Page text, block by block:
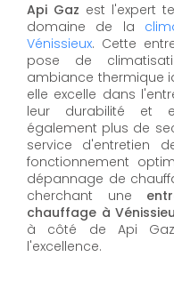
Api Gaz est l'expert
domaine de la
Vénissieux. Cette
pose de
ambiance thermique
elle excelle dans
leur durabilité et
également plus de
service d'entretien
fonctionnement
dépannage de
cherchant une
chauffage à
à côté de Api
l'excellence.